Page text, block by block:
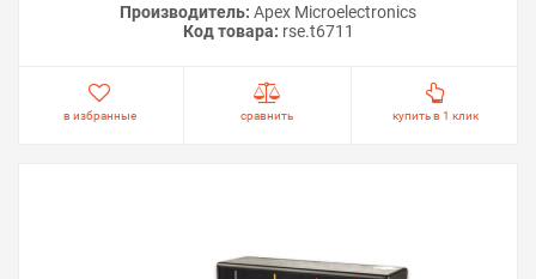
Производитель: Apex Microelectronics
Код товара: rse.t6711
в избранные сравнить купить в 1 клик